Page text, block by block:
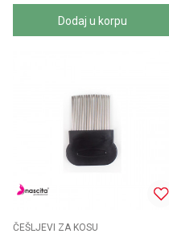
Dodaj u korpu
ČEŠLJEVI ZA KOSU